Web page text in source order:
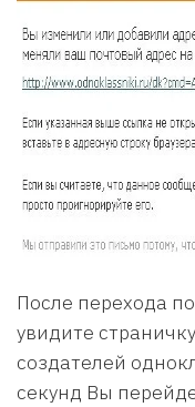
После перехода
увидите
создателей
секунд Вы